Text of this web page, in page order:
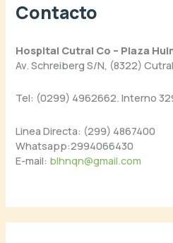
Contacto
Hospital Cutral Co – Plaza
Av. Schreiberg S/N, (8322)
Tel: (0299) 4962662. Interno
Linea Directa: (299) 4867400
Whatsapp:2994066430
E-mail: blhnqn@gmail.com